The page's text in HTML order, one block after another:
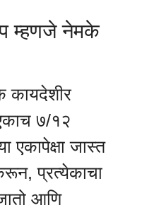
म्हणजे नेमके
कायदेशीर
७/१२
एकापेक्षा जास्त
प्रत्येकाचा
आणि